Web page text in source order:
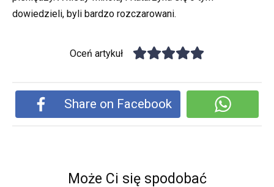
dowiedzieli, byli bardzo rozczarowani.
Oceń artykuł
Share on Facebook
Może Ci się spodobać